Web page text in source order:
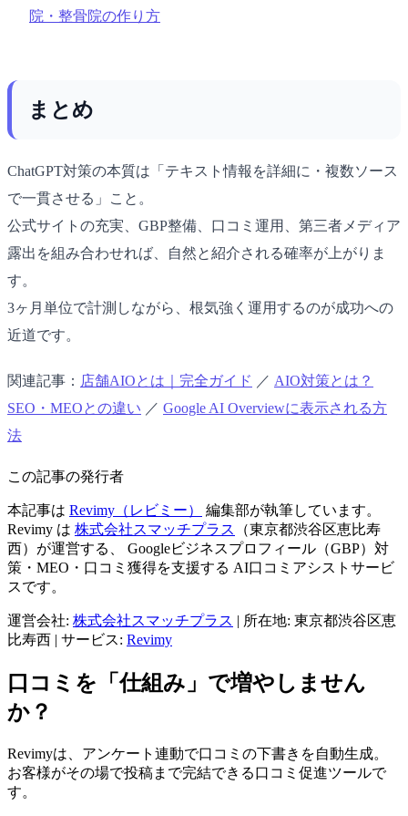
院・整骨院の作り方
まとめ
ChatGPT対策の本質は「テキスト情報を詳細に・複数ソース
で一貫させる」こと。
公式サイトの充実、GBP整備、口コミ運用、第三者メディア
露出を組み合わせれば、自然と紹介される確率が上がりま
す。
3ヶ月単位で計測しながら、根気強く運用するのが成功への
近道です。
関連記事： 店舗AIOとは｜完全ガイド ／ AIO対策とは？
SEO・MEOとの違い ／ Google AI Overviewに表示される方
法
この記事の発行者
本記事は Revimy（レビミー）
編集部が執筆しています。
Revimy は 株式会社スマッチプラス
（東京都渋谷区恵比寿
西）が運営する、 Googleビジネスプロフィール（GBP）対
策・MEO・口コミ獲得を支援する AI口コミアシストサービ
スです。
運営会社: 株式会社スマッチプラス | 所在地: 東京都渋谷区恵
比寿西 | サービス: Revimy
口コミを「仕組み」で増やしません
か？
Revimyは、アンケート連動で口コミの下書きを自動生成。
お客様がその場で投稿まで完結できる口コミ促進ツールで
す。